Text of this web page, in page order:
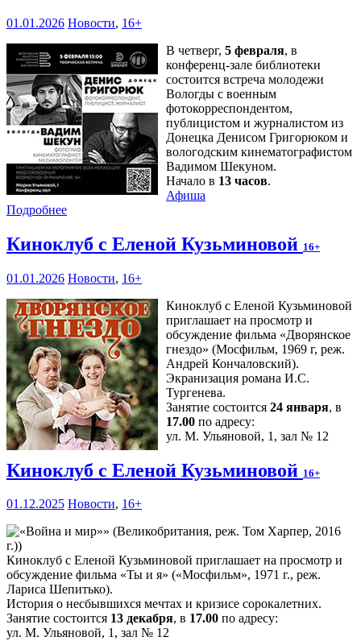
01.01.2026 Новости, 16+
В четверг, 5 февраля, в
конференц-зале библиотеки
состоится встреча молодежи
Вологды с военным
фотокорреспондентом,
публицистом и журналистом из
Донецка Денисом Григорюком и
вологодским кинематографистом
Вадимом Шекуном.
Начало в 13 часов.
Афиша
Подробнее
Киноклуб с Еленой Кузьминовой 16+
01.01.2026 Новости, 16+
Киноклуб с Еленой Кузьминовой
приглашает на просмотр и
обсуждение фильма «Дворянское
гнездо» (Мосфильм, 1969 г, реж.
Андрей Кончаловский).
Экранизация романа И.С.
Тургенева.
Занятие состоится 24 января, в
17.00 по адресу:
ул. М. Ульяновой, 1, зал № 12
Киноклуб с Еленой Кузьминовой 16+
01.12.2025 Новости, 16+
Киноклуб с Еленой Кузьминовой приглашает на просмотр и
обсуждение фильма «Ты и я» («Мосфильм», 1971 г., реж.
Лариса Шепитько).
История о несбывшихся мечтах и кризисе сорокалетних.
Занятие состоится 13 декабря, в 17.00 по адресу:
ул. М. Ульяновой, 1, зал № 12